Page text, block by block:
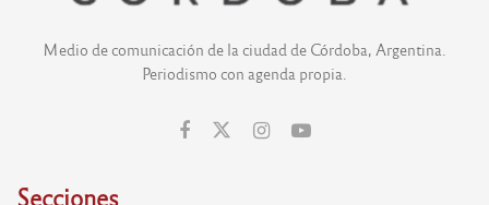
Medio de comunicación de la ciudad de Córdoba, Argentina.
Periodismo con agenda propia.
Secciones